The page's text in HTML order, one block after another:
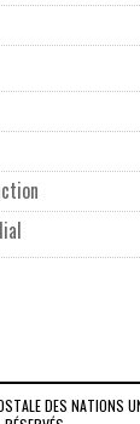
DES NATIONS